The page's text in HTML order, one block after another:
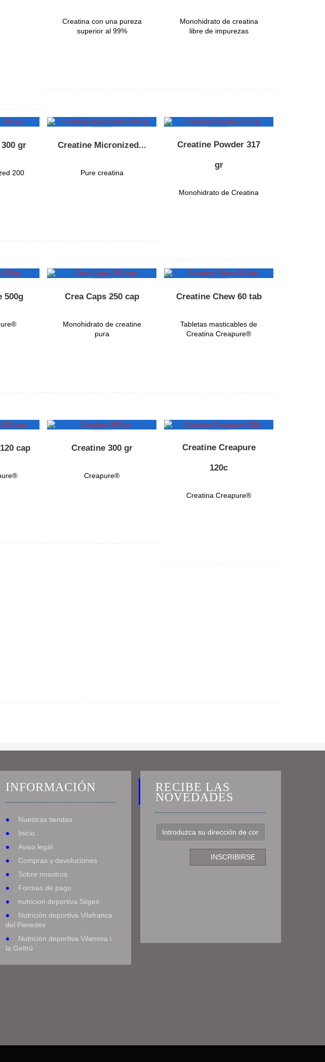
Creatina con una pureza
superior al 99%
Monohidrato de creatina
libre de impurezas
gr
200
Creatine Micronized...
Pure creatina
Creatine Powder 317
gr
Monohidrato de Creatina
500g Crea Caps 250 cap
Monohidrato de creatine
pura
Creatine Chew 60 tab
Tabletas masticables de
Creatina Creapure®
cap Creatine 300 gr
Creapure®
Creatine Creapure
120c
Creatina Creapure®
INFORMACIÓN
Nuestras tiendas
Inicio
Aviso legal
Compras y devoluciones
Sobre nosotros
Formas de pago
nutricion deportiva Sitges
Nutrición deportiva Vilafranca
del Penedés
Nutrición deportiva Vilanova i
la Geltrú
RECIBE LAS
NOVEDADES